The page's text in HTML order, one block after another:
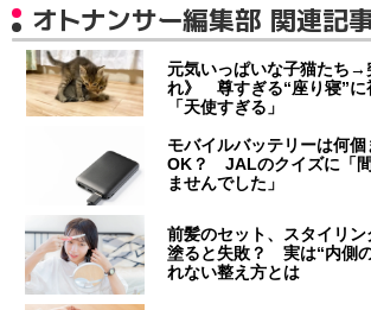
オトナンサー編集部 関連記
元気いっぱいな子猫たち→
れ》 尊すぎる“座り寝”に
「天使すぎる」
モバイルバッテリーは何
OK？ JALのクイズに「間
ませんでした」
前髪のセット、スタイリ
塗ると失敗？ 実は“内側
れない整え方とは